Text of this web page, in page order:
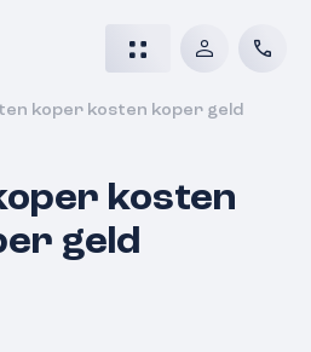
koper kosten koper geld
kosten
geld